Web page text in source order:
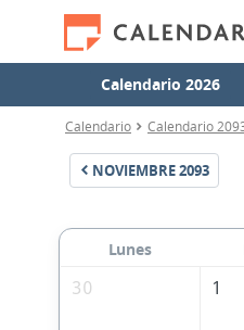
Calendario 2026
Calendario Calendario
NOVIEMBRE2093
Lunes
30
1